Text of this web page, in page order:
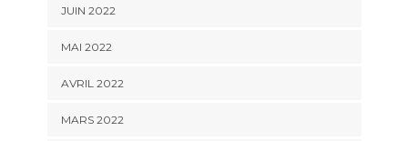
JUIN 2022
MAI 2022
AVRIL 2022
MARS 2022